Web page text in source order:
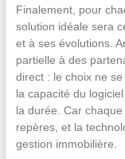
Finalement, pour
solution idéale sera
et à ses évolutions.
partielle à des
direct : le choix ne
la capacité du
la durée. Car
repères, et la
gestion immobilière.